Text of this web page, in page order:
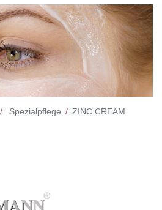
Spezialpflege ZINC CREAM